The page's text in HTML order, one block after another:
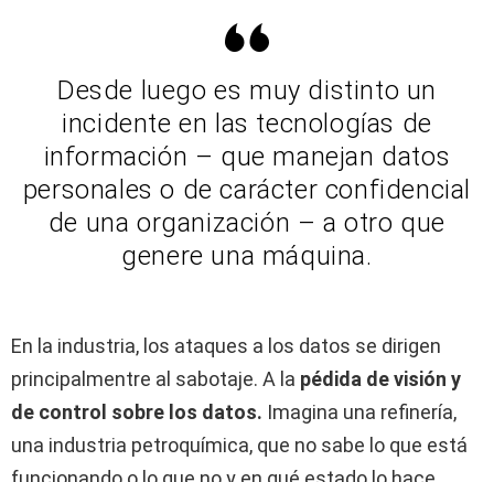
Desde luego es muy distinto un
incidente en las tecnologías de
información – que manejan datos
personales o de carácter confidencial
de una organización – a otro que
genere una máquina.
En la industria, los ataques a los datos se dirigen
principalmentre al sabotaje. A la pédida de visión y
de control sobre los datos. Imagina una refinería,
una industria petroquímica, que no sabe lo que está